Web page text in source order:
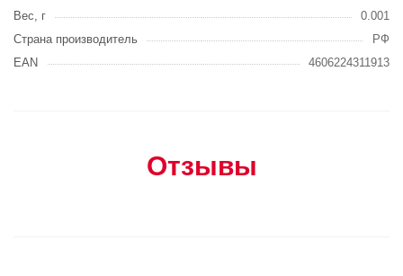
Вес, г
0.001
Страна производитель
РФ
EAN
4606224311913
Отзывы